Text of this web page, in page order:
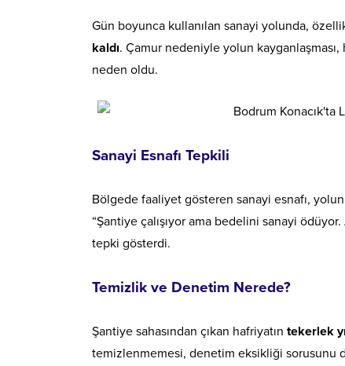
Gün boyunca kullanılan sanayi yolunda,
kaldı. Çamur nedeniyle yolun
neden oldu.
Sanayi Esnafı Tepkili
Bölgede faaliyet gösteren sanayi esnafı,
“Şantiye çalışıyor ama bedelini sanayi
tepki gösterdi.
Temizlik ve Denetim Nerede?
Şantiye sahasından çıkan hafriyatın tekerlek
temizlenmemesi, denetim eksikliği sorusunu